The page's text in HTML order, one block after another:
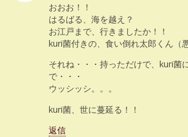
おおお！！
はるばる、海を越え？
お江戸まで、行きましたか！！
kuri菌付きの、食い倒れ太郎くん（悪
それね・・・持っただけで、kuri菌
で・・・
ウッシッシ。。。
kuri菌、世に蔓延る！！
返信